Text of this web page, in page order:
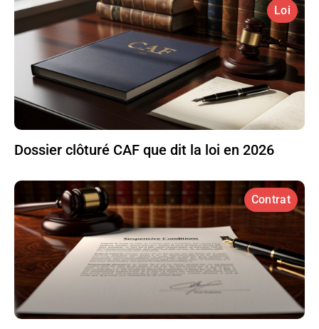
Loi
Dossier clôturé CAF que dit la loi en 2026
Contrat